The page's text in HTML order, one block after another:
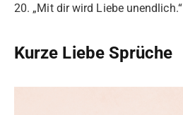
20. „Mit dir wird Liebe unendlich.“
Kurze Liebe Sprüche